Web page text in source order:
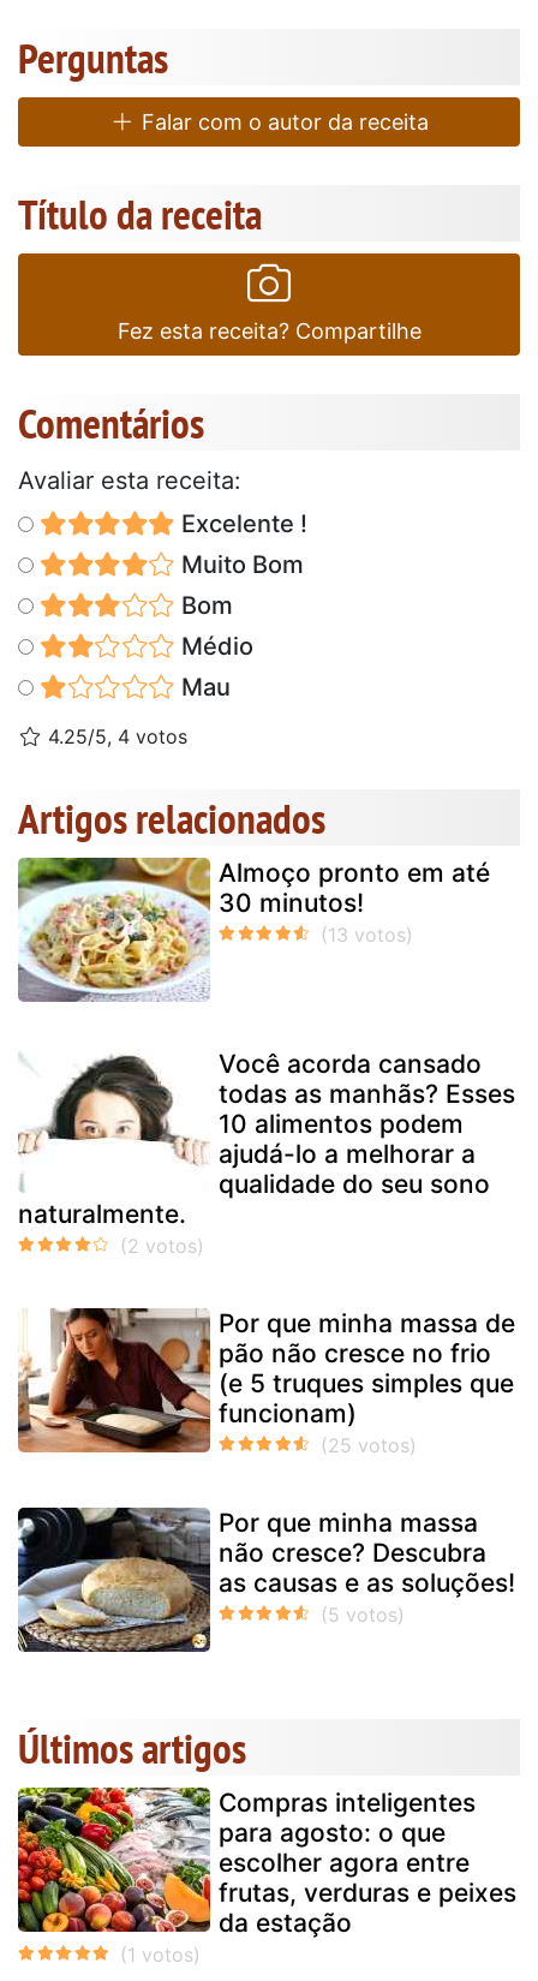
Perguntas
Falar com o autor da receita
Título da receita
Fez esta receita? Compartilhe
Comentários
Avaliar esta receita:
Excelente !
Muito Bom
Bom
Médio
Mau
4.25/5, 4 votos
Artigos relacionados
Almoço pronto em até
30 minutos!
Você acorda cansado
todas as manhãs? Esses
10 alimentos podem
ajudá-lo a melhorar a
qualidade do seu sono
naturalmente.
Por que minha massa de
pão não cresce no frio
(e 5 truques simples que
funcionam)
Por que minha massa
não cresce? Descubra
as causas e as soluções!
Últimos artigos
Compras inteligentes
para agosto: o que
escolher agora entre
frutas, verduras e peixes
da estação